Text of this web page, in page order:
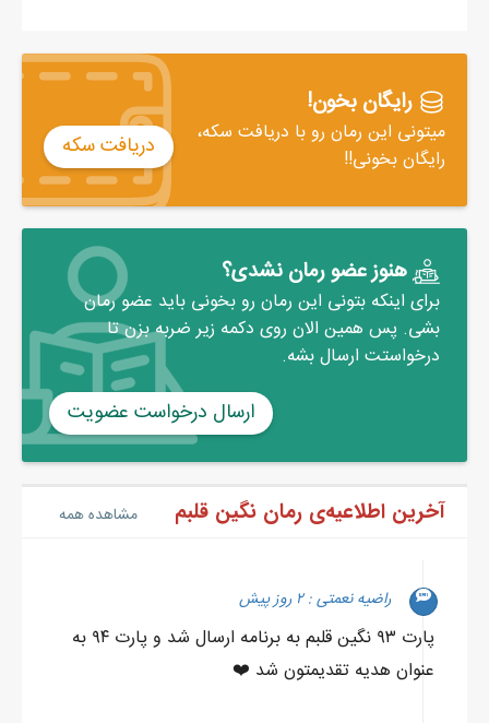
انگشتم را به نشانه‌‌ی تهدید در هوا تکان دادم و گفتم:
ـ بابا اگه این زن رو بیاری بالا یه بلایی سرش میارم خودش با پاهای
خودش فرار کنه!
پدرم طوری به من تشر زد که بر خودم لرزیدم:
ـ شما بیخود می‌‌کنی زن من رو فراری بدی!
اما از رو نرفتم و در حالی‌‌که از او فاصله می‌‌گرفتم، با صدای بلند جواب
دادم:
ـ حالا ببین کی گفتم! بعداً پشیمون می‌‌شی که چرا به حرفم گوش
ندادی.
رایگان بخون!
میتونی این رمان رو با دریافت سکه،
رایگان بخونی!!
دریافت سکه
هنوز عضو رمان نشدی؟
برای اینکه بتونی این رمان رو بخونی باید عضو رمان
بشی. پس همین الان روی دکمه زیر ضربه بزن تا
درخواستت ارسال بشه.
ارسال درخواست عضویت
آخرین اطلاعیه‌ی رمان نگین قلبم مشاهده همه
راضیه نعمتی : ۲ روز پیش
پارت ۹۳ نگین قلبم به برنامه ارسال شد و پارت ۹۴ به
عنوان هدیه تقدیمتون شد ❤️